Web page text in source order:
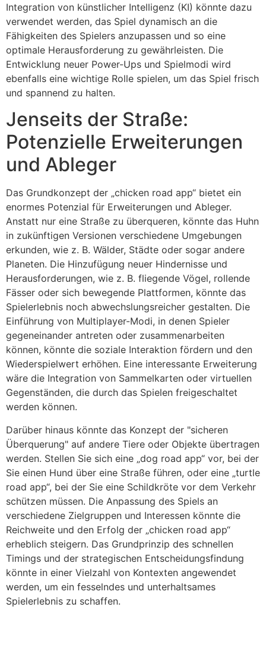
Integration von künstlicher Intelligenz (KI) könnte dazu
verwendet werden, das Spiel dynamisch an die
Fähigkeiten des Spielers anzupassen und so eine
optimale Herausforderung zu gewährleisten. Die
Entwicklung neuer Power-Ups und Spielmodi wird
ebenfalls eine wichtige Rolle spielen, um das Spiel frisch
und spannend zu halten.
Jenseits der Straße:
Potenzielle Erweiterungen
und Ableger
Das Grundkonzept der „chicken road app“ bietet ein
enormes Potenzial für Erweiterungen und Ableger.
Anstatt nur eine Straße zu überqueren, könnte das Huhn
in zukünftigen Versionen verschiedene Umgebungen
erkunden, wie z. B. Wälder, Städte oder sogar andere
Planeten. Die Hinzufügung neuer Hindernisse und
Herausforderungen, wie z. B. fliegende Vögel, rollende
Fässer oder sich bewegende Plattformen, könnte das
Spielerlebnis noch abwechslungsreicher gestalten. Die
Einführung von Multiplayer-Modi, in denen Spieler
gegeneinander antreten oder zusammenarbeiten
können, könnte die soziale Interaktion fördern und den
Wiederspielwert erhöhen. Eine interessante Erweiterung
wäre die Integration von Sammelkarten oder virtuellen
Gegenständen, die durch das Spielen freigeschaltet
werden können.
Darüber hinaus könnte das Konzept der "sicheren
Überquerung" auf andere Tiere oder Objekte übertragen
werden. Stellen Sie sich eine „dog road app“ vor, bei der
Sie einen Hund über eine Straße führen, oder eine „turtle
road app“, bei der Sie eine Schildkröte vor dem Verkehr
schützen müssen. Die Anpassung des Spiels an
verschiedene Zielgruppen und Interessen könnte die
Reichweite und den Erfolg der „chicken road app“
erheblich steigern. Das Grundprinzip des schnellen
Timings und der strategischen Entscheidungsfindung
könnte in einer Vielzahl von Kontexten angewendet
werden, um ein fesselndes und unterhaltsames
Spielerlebnis zu schaffen.